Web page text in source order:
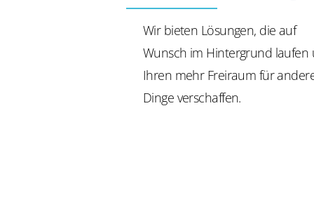
Wir bieten Lösungen, die auf
Wunsch im Hintergrund laufen
Ihren mehr Freiraum für
Dinge verschaffen.